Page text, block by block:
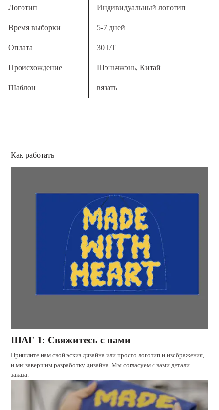
Логотип Индивидуальный логотип
Время выборки 5-7 дней
Оплата 30T/T
Происхождение Шэньчжэнь, Китай
Шаблон вязать
Как работать
ШАГ 1: Свяжитесь с нами
Пришлите нам свой эскиз дизайна или просто логотип и изображения,
и мы завершим разработку дизайна. Мы согласуем с вами детали
заказа.